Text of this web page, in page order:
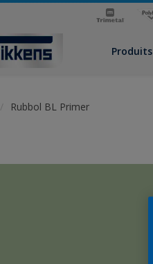
Produits
Rubbol BL Primer